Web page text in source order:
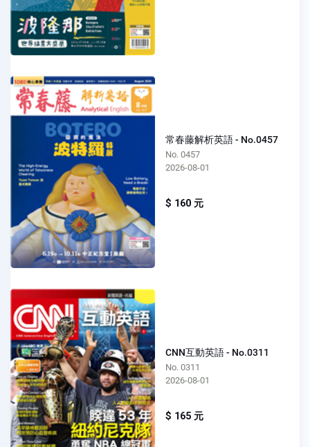
常春藤解析英語 - No.0457
No. 0457
2026-08-01
$ 160 元
CNN互動英語 - No.0311
No. 0311
2026-08-01
$ 165 元